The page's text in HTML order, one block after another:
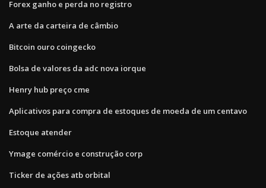
Forex ganho e perda no registro
A arte da carteira de câmbio
Bitcoin ouro coingecko
Bolsa de valores da adc nova iorque
Henry hub preço cme
Aplicativos para compra de estoques de moeda de um centavo
Estoque atender
Ymage comércio e construção corp
Ticker de ações atb orbital